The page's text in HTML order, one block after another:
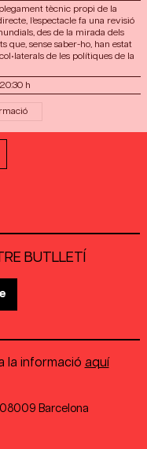
tècnic propi de la
l’espectacle fa una revisió
des de la mirada dels
que, sense saber-ho, han estat
de les polítiques de la
20:30 h
BUTLLETÍ
la informació aquí
08009 Barcelona
a twitter
a facebook